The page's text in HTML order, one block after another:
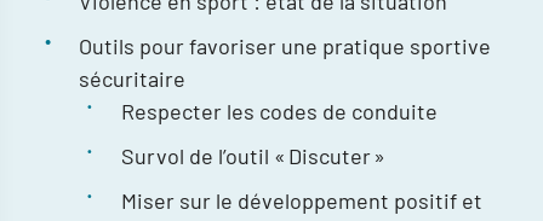
Outils pour favoriser une pratique sportive
sécuritaire
Respecter les codes de conduite
Survol de l’outil « Discuter »
Miser sur le développement positif et